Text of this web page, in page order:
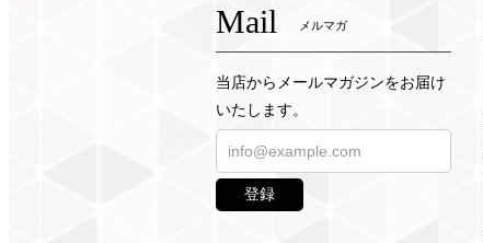
Mail メルマガ
当店からメールマガジンをお届け
いたします。
登録